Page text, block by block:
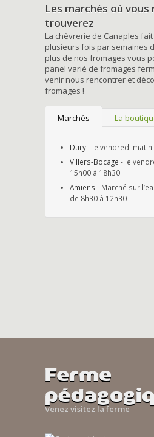
Les marchés où vous
trouverez
La chèvrerie de Canaples
plusieurs fois par semaines
plus de nos fromages vous
panel varié de fromages
venir nous rencontrer et
fromages !
Marchés La
Dury- le vendredi matin
Villers-Bocage - le
15h00 à 18h30
Amiens - Marché sur
de 8h30 à 12h30
Ferme
Venez visitez la ferme